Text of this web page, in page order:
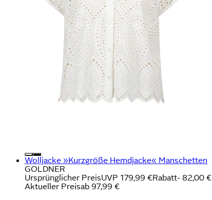
Wolljacke »Kurzgröße Hemdjacke« Manschetten
GOLDNER
Ursprünglicher PreisUVP 179,99 €Rabatt- 82,00 €
Aktueller Preisab 97,99 €